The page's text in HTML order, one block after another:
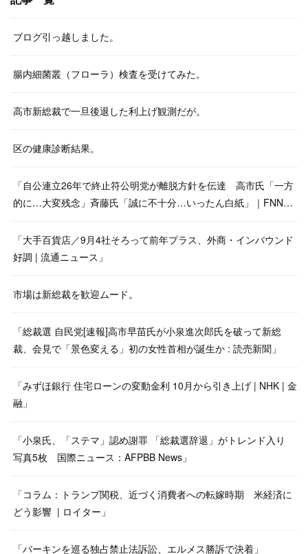
ブログ引っ越しました。
腸内細菌叢（フローラ）検査を受けてみた。
高市新総裁で一旦後退した利上げ観測だが。
区の健康診断結果。
「自公連立26年で終止符公明党が離脱方針を伝達 高市氏「一方
的に…大変残念」斉藤氏「誠に不十分…いったん白紙」｜FNN…
「大手百貨店／9月4社そろって前年プラス、外商・インバウンド
好調 | 流通ニュース」
市場は新総裁を歓迎ムード。
「総裁選 自民党[速報]高市早苗氏が小泉進次郎氏を破って新総
裁、会見で「景色変える」初の女性首相が誕生か : 読売新聞」
「みずほ銀行 住宅ローンの変動金利 10月から引き上げ | NHK | 金
融」
「小泉氏、「ステマ」認め謝罪 「総裁選辞退」がトレンド入り
写真5枚 国際ニュース：AFPBB News」
「コラム：トランプ関税、近づく消費者への転嫁時期 米経済に
どう影響 | ロイター」
「バーキンを巡る独占禁止法訴訟、エルメス勝訴で決着」